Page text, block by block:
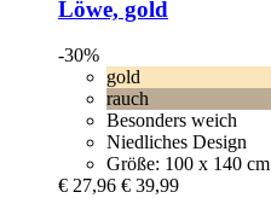
Löwe, gold
-30%
gold
rauch
Besonders weich
Niedliches Design
Größe: 100 x 140 cm
€ 27,96 € 39,99